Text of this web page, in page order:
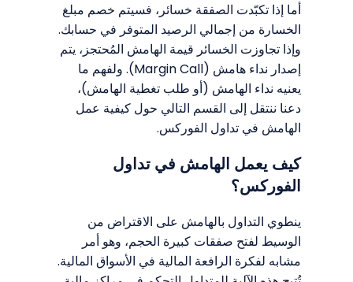
أما إذا تكبّدت الصفقة خسائر، فسيتم خصم مبلغ
الخسارة من إجمالي الرصيد المتوفر في حسابك.
وإذا تجاوزت الخسائر قيمة الهامش المُحتجز، يتم
إصدار نداء هامش (Margin Call). ولفهم ما
يعنيه نداء الهامش (أو طلب تغطية الهامش)،
دعنا ننتقل إلى القسم التالي حول كيفية عمل
الهامش في تداول الفوركس.
كيف يعمل الهامش في تداول
الفوركس؟
ينطوي التداول بالهامش على الاقتراض من
الوسيط لفتح صفقات كبيرة الحجم، وهو أمر
مشابه لفكرة الرافعة المالية في الأسواق المالية.